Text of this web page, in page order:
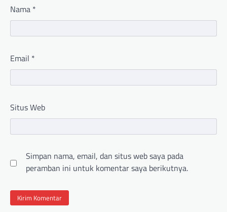
Nama *
Email *
Situs Web
Simpan nama, email, dan situs web saya pada
peramban ini untuk komentar saya berikutnya.